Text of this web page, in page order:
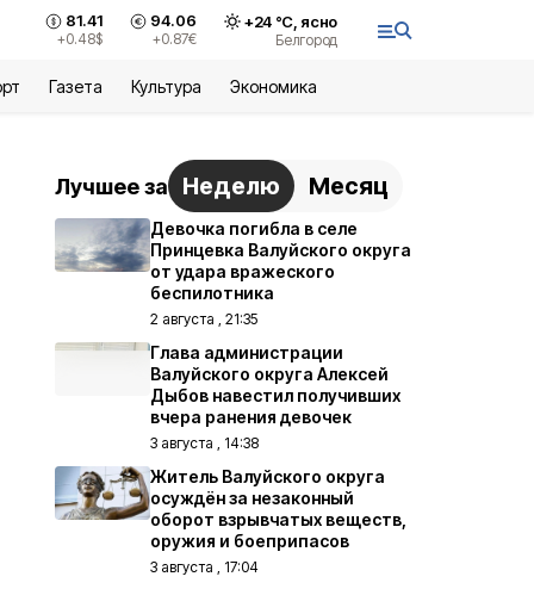
81.41
+0.48$
94.06
+0.87€
+24°С, ясно
Белгород
Газета Культура Экономика
Лучшее за Неделю Месяц
Девочка погибла в селе
Принцевка Валуйского округа
от удара вражеского
беспилотника
2 августа , 21:35
Глава администрации
Валуйского округа Алексей
Дыбов навестил получивших
вчера ранения девочек
3 августа , 14:38
Житель Валуйского округа
осуждён за незаконный
оборот взрывчатых веществ,
оружия и боеприпасов
3 августа , 17:04